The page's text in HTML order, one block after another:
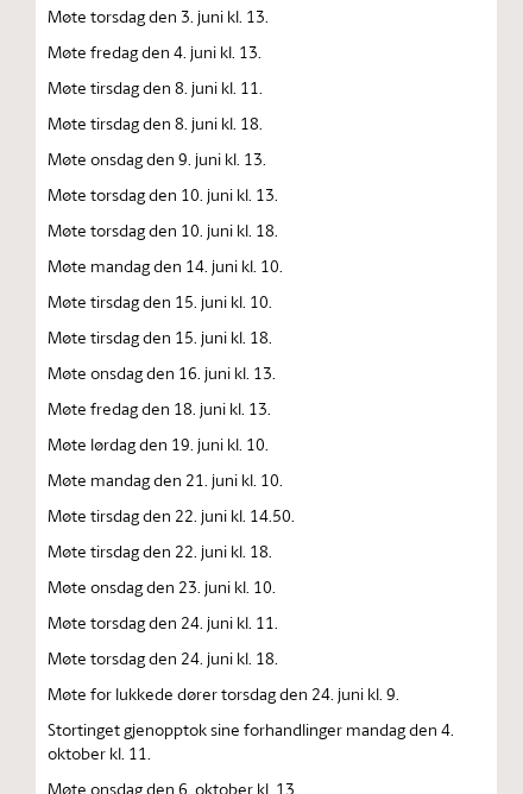
Møte torsdag den 3. juni kl. 13.
Møte fredag den 4. juni kl. 13.
Møte tirsdag den 8. juni kl. 11.
Møte tirsdag den 8. juni kl. 18.
Møte onsdag den 9. juni kl. 13.
Møte torsdag den 10. juni kl. 13.
Møte torsdag den 10. juni kl. 18.
Møte mandag den 14. juni kl. 10.
Møte tirsdag den 15. juni kl. 10.
Møte tirsdag den 15. juni kl. 18.
Møte onsdag den 16. juni kl. 13.
Møte fredag den 18. juni kl. 13.
Møte lørdag den 19. juni kl. 10.
Møte mandag den 21. juni kl. 10.
Møte tirsdag den 22. juni kl. 14.50.
Møte tirsdag den 22. juni kl. 18.
Møte onsdag den 23. juni kl. 10.
Møte torsdag den 24. juni kl. 11.
Møte torsdag den 24. juni kl. 18.
Møte for lukkede dører torsdag den 24. juni kl. 9.
Stortinget gjenopptok sine forhandlinger mandag den 4.
oktober kl. 11.
Møte onsdag den 6. oktober kl. 13.